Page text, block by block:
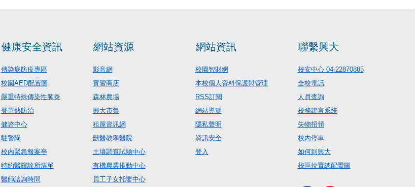
健康安全資訊
傳染病防疫專區
校園AED配置圖
嚴重特殊傳染性肺炎
登革熱防治
健諮中心
駐警隊
校內緊急報案亭
特約醫院診所清單
醫師諮詢時間
網站資源
影音網
實習商店
森林農場
興大市集
租屋資訊網
獸醫教學醫院
土壤調查試驗中心
有機農業推動中心
員工子女托嬰中心
網站資訊
校園智財網
本校個人資料保護與管理
RSS訂閱
網站導覽
隱私聲明
資訊安全
登入
聯繫興大
校安中心 04-22870885
全校電話
人員查詢
校務建言系統
失物招領
校內停車
如何到興大
校區位置總配置圖